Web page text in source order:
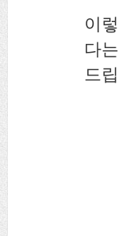
이
다
드